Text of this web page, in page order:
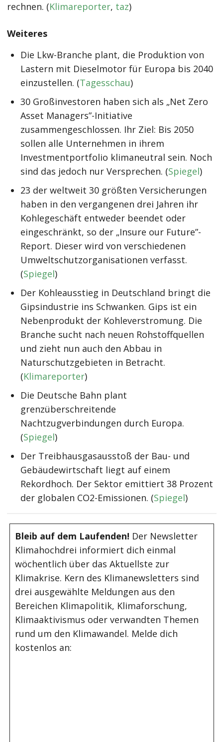
rechnen. (Klimareporter, taz)
Weiteres
Die Lkw-Branche plant, die Produktion von
Lastern mit Dieselmotor für Europa bis 2040
einzustellen. (Tagesschau)
30 Großinvestoren haben sich als „Net Zero
Asset Managers”-Initiative
zusammengeschlossen. Ihr Ziel: Bis 2050
sollen alle Unternehmen in ihrem
Investmentportfolio klimaneutral sein. Noch
sind das jedoch nur Versprechen. (Spiegel)
23 der weltweit 30 größten Versicherungen
haben in den vergangenen drei Jahren ihr
Kohlegeschäft entweder beendet oder
eingeschränkt, so der „Insure our Future”-
Report. Dieser wird von verschiedenen
Umweltschutzorganisationen verfasst.
(Spiegel)
Der Kohleausstieg in Deutschland bringt die
Gipsindustrie ins Schwanken. Gips ist ein
Nebenprodukt der Kohleverstromung. Die
Branche sucht nach neuen Rohstoffquellen
und zieht nun auch den Abbau in
Naturschutzgebieten in Betracht.
(Klimareporter)
Die Deutsche Bahn plant
grenzüberschreitende
Nachtzugverbindungen durch Europa.
(Spiegel)
Der Treibhausgasausstoß der Bau- und
Gebäudewirtschaft liegt auf einem
Rekordhoch. Der Sektor emittiert 38 Prozent
der globalen CO2-Emissionen. (Spiegel)
Bleib auf dem Laufenden! Der Newsletter
Klimahochdrei informiert dich einmal
wöchentlich über das Aktuellste zur
Klimakrise. Kern des Klimanewsletters sind
drei ausgewählte Meldungen aus den
Bereichen Klimapolitik, Klimaforschung,
Klimaaktivismus oder verwandten Themen
rund um den Klimawandel. Melde dich
kostenlos an: